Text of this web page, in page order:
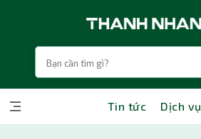
Tin tức Dịch vụ